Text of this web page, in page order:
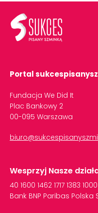
Portal
Fundacja We Did It
Plac Bankowy 2
00-095 Warszawa
Wesprzyj Nasze
40 1600 1462 1717 1383 1000
Bank BNP Paribas Polska